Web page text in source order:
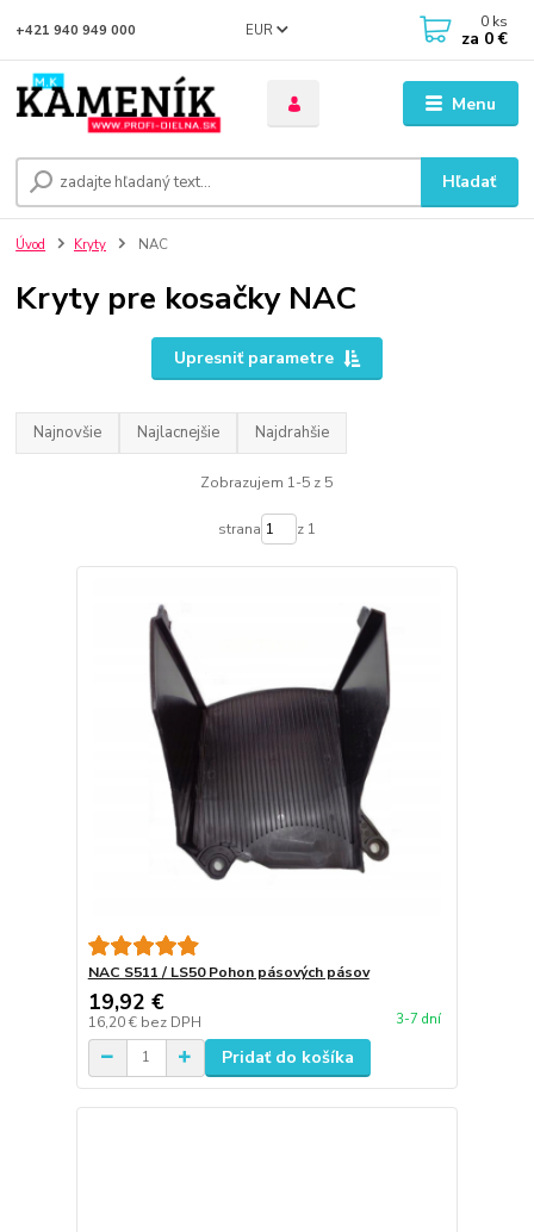
Menu
EUR
Hľadať
+421 940 949 000 0 ks
za 0 €
Úvod Kryty NAC
Kryty pre kosačky NAC
Upresniť parametre
Najnovšie Najlacnejšie Najdrahšie
Zobrazujem 1-5 z 5
strana z 1
NAC S511 / LS50 Pohon pásových pásov
19,92 €
16,20 € bez DPH 3-7 dní
Pridať do košíka